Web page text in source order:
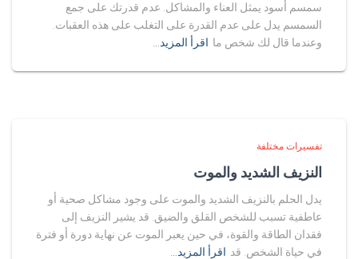
سمسم أسود يمثل العناء والمشاكل. عدم قدرتك على جمع
السمسم يدل على عدم القدرة على التغلب على هذه العقبات.
وعندما قال لك شخص ما اقرأ المزيد…
تفسيرات مختلفة
النزيف الشديد والموت
يدل الحلم بالنزيف الشديد والموت على وجود مشاكل صحية أو
عاطفية تسبب للشخص القلق والضيق. قد يشير النزيف إلى
فقدان الطاقة والقوة، في حين يعبر الموت عن نهاية دورة أو فترة
في حياة الشخص. قد اقرأ المزيد…